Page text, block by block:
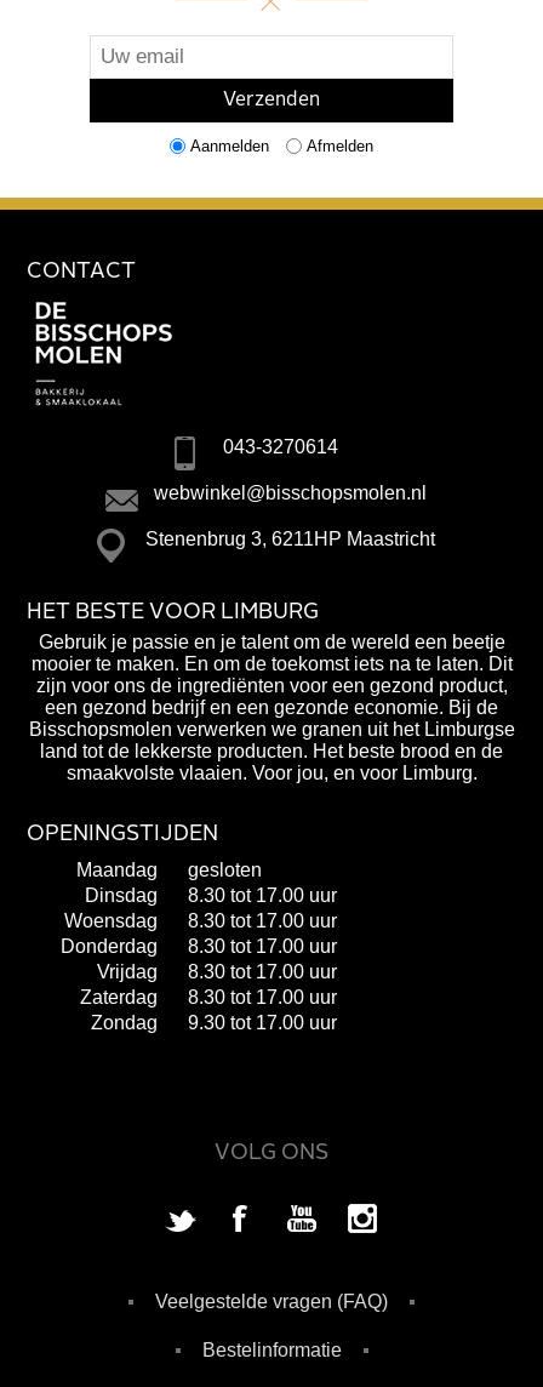
Aanmelden Afmelden
CONTACT
043-3270614
webwinkel@bisschopsmolen.nl
Stenenbrug 3, 6211HP Maastricht
HET BESTE VOOR LIMBURG
Gebruik je passie en je talent om de wereld een beetje
mooier te maken. En om de toekomst iets na te laten. Dit
zijn voor ons de ingrediënten voor een gezond product,
een gezond bedrijf en een gezonde economie. Bij de
Bisschopsmolen verwerken we granen uit het Limburgse
land tot de lekkerste producten. Het beste brood en de
smaakvolste vlaaien. Voor jou, en voor Limburg.
OPENINGSTIJDEN
Maandag
gesloten
Dinsdag
8.30 tot 17.00 uur
Woensdag
8.30 tot 17.00 uur
Donderdag
8.30 tot 17.00 uur
Vrijdag
8.30 tot 17.00 uur
Zaterdag
8.30 tot 17.00 uur
Zondag
9.30 tot 17.00 uur
VOLG ONS
Veelgestelde vragen (FAQ)
Bestelinformatie